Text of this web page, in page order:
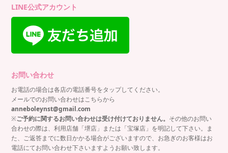
LINE公式アカウント
お問い合わせ
お電話の場合は各店の電話番号をタップしてください。
メールでのお問い合わせはこちらから
anneboleynst@gmail.com
※ご予約に関するお問い合わせは受け付けておりません。 その他のお問い
合わせの際は、利用店舗「堺店」または「宝塚店」を明記して下さい。ま
た、ご返答までに数日かかる場合がございますので、お急ぎのお客様はお
電話にてお問い合わせ下さいますようお願い致します。